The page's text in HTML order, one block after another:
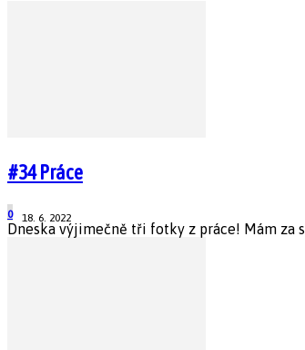
#34 Práce
18. 6. 2022
0
Dneska výjimečně tři fotky z práce! Mám za